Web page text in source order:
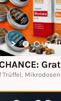
Trüffel,